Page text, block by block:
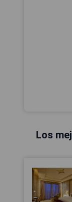
Los